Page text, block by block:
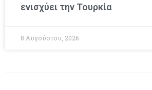
ενισχύει την Τουρκία
8 Αυγούστου, 2026